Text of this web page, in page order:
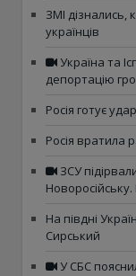
ЗМІ
українців
Україна та
депортацію
Росія готує
Росія вратила
ЗСУ
Новоросійську.
На півдні
Сирський
У СБС